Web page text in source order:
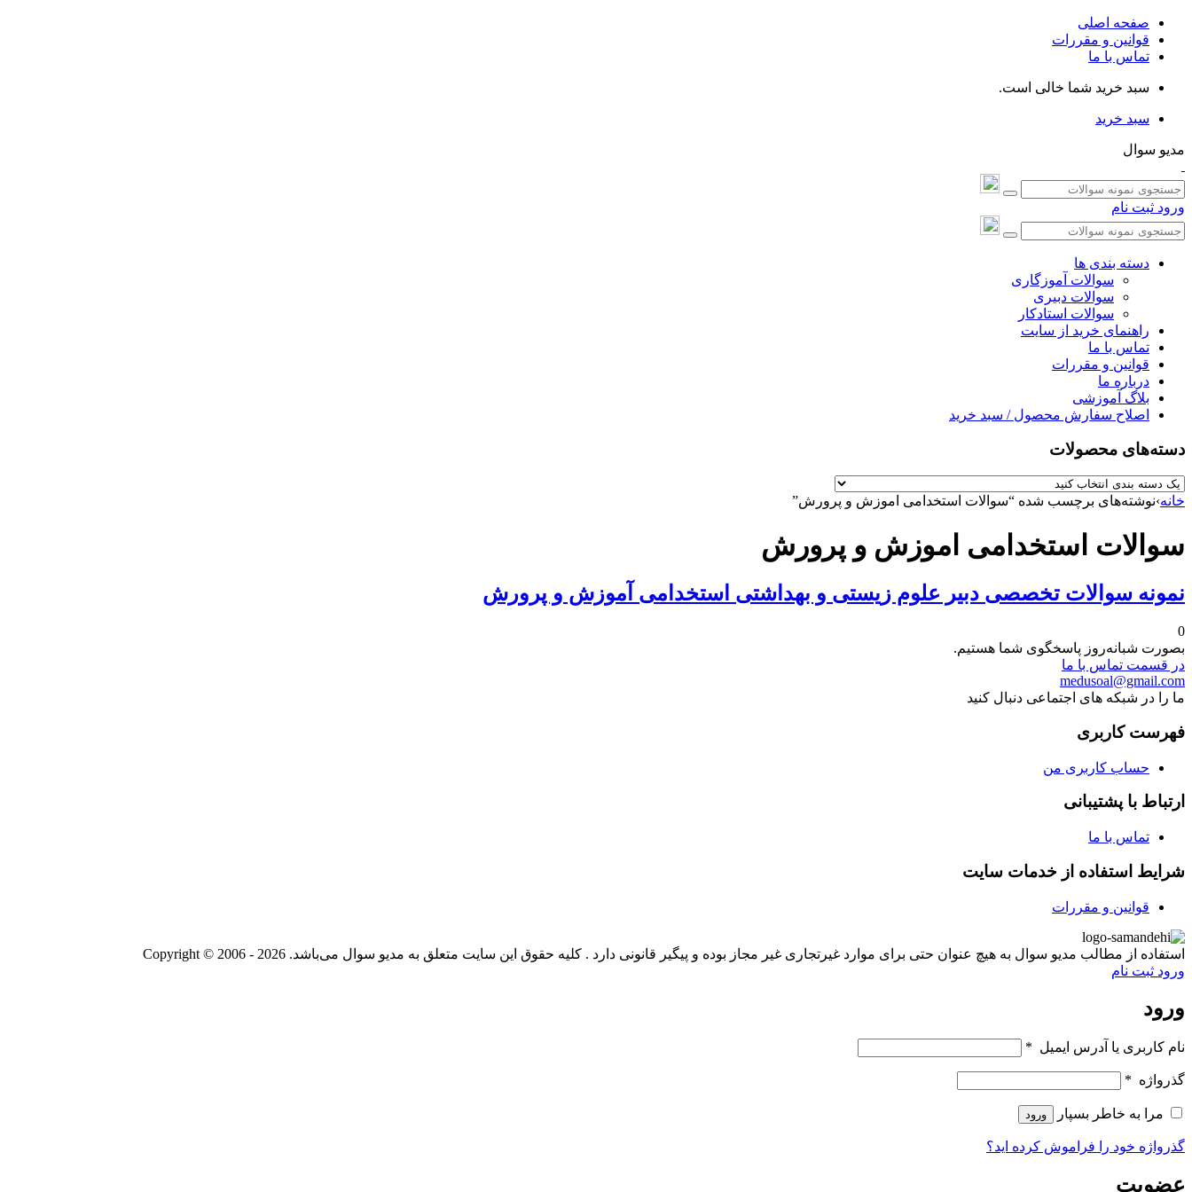
صفحه اصلی
قوانین و مقررات
تماس با ما
سبد خرید شما خالی است.
سبد خرید
مدیو سوال
ورود ثبت نام
دسته بندی ها
سوالات آموزگاری
سوالات دبیری
سوالات استادکار
راهنمای خرید از سایت
تماس با ما
قوانین و مقررات
درباره ما
بلاگ آموزشی
اصلاح سفارش محصول / سبد خرید
دسته‌های محصولات
خانه›نوشته‌های برچسب شده “سوالات استخدامی اموزش و پرورش”
سوالات استخدامی اموزش و پرورش
نمونه سوالات تخصصی دبیر علوم زیستی و بهداشتی استخدامی آموزش و پرورش
0
بصورت شبانه‌روز پاسخگوی شما هستیم.
در قسمت تماس با ما
medusoal@gmail.com
ما را در شبکه های اجتماعی دنبال کنید
فهرست کاربری
حساب کاربری من
ارتباط با پشتیبانی
تماس با ما
شرایط استفاده از خدمات سایت
قوانین و مقررات
استفاده از مطالب مدیو سوال به هیچ عنوان حتی برای موارد غیرتجاری غیر مجاز بوده و پیگیر قانونی دارد . کلیه حقوق این سایت متعلق به مدیو سوال می‌باشد. Copyright © 2006 - 2026
ورود ثبت نام
ورود
نام کاربری یا آدرس ایمیل *
گذرواژه *
مرا به خاطر بسپار ورود
گذرواژه خود را فراموش کرده اید؟
عضویت